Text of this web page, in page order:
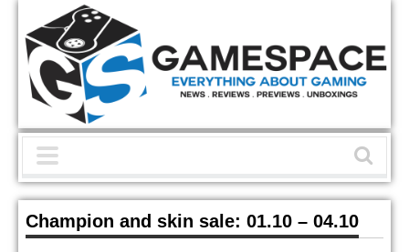
Champion and skin sale: 01.10 – 04.10